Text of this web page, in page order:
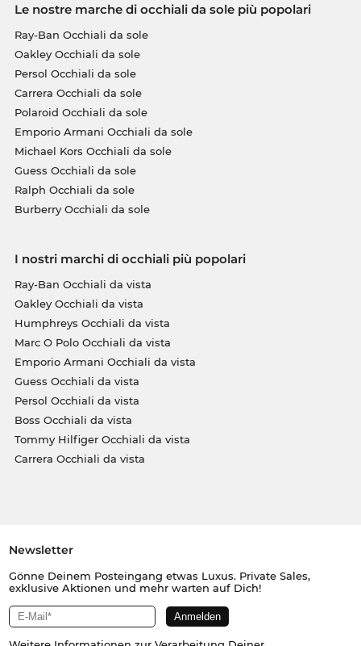
Le nostre marche di occhiali da sole più popolari
Ray-Ban Occhiali da sole
Oakley Occhiali da sole
Persol Occhiali da sole
Carrera Occhiali da sole
Polaroid Occhiali da sole
Emporio Armani Occhiali da sole
Michael Kors Occhiali da sole
Guess Occhiali da sole
Ralph Occhiali da sole
Burberry Occhiali da sole
I nostri marchi di occhiali più popolari
Ray-Ban Occhiali da vista
Oakley Occhiali da vista
Humphreys Occhiali da vista
Marc O Polo Occhiali da vista
Emporio Armani Occhiali da vista
Guess Occhiali da vista
Persol Occhiali da vista
Boss Occhiali da vista
Tommy Hilfiger Occhiali da vista
Carrera Occhiali da vista
Newsletter
Gönne Deinem Posteingang etwas Luxus. Private Sales,
exklusive Aktionen und mehr warten auf Dich!